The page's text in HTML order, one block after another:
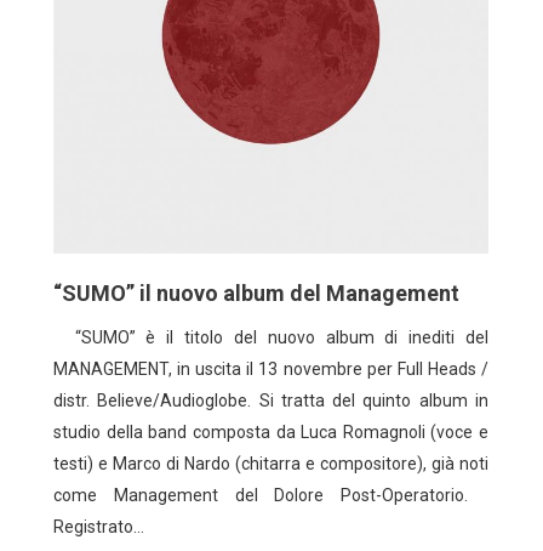
“SUMO” il nuovo album del Management
“SUMO” è il titolo del nuovo album di inediti del
MANAGEMENT, in uscita il 13 novembre per Full Heads /
distr. Believe/Audioglobe. Si tratta del quinto album in
studio della band composta da Luca Romagnoli (voce e
testi) e Marco di Nardo (chitarra e compositore), già noti
come Management del Dolore Post-Operatorio.
Registrato…